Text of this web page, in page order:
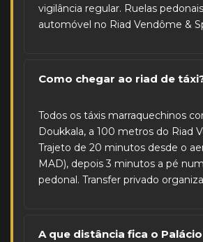
vigilância regular. Ruelas
automóvel no Riad Vendôme &
Como chegar ao riad de
Todos os táxis marraquechinos
Doukkala, a 100 metros do Riad
Trajeto de 20 minutos desde o
MAD), depois 3 minutos a pé
pedonal. Transfer privado
A que distância fica o Palácio